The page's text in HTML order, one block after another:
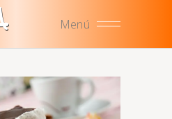
Menú